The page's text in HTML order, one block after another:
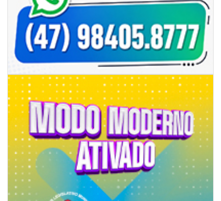
Programa de IST/Aids e Hepatites Virais faz testagem rápida em frente
ao CIS
GERAL